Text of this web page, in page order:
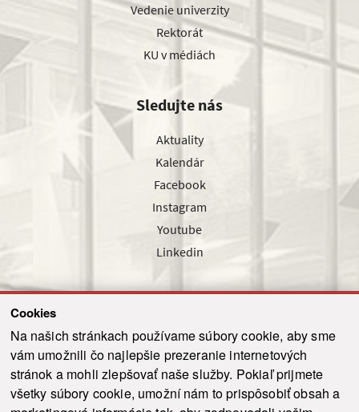
Cookies
Na našich stránkach používame súbory cookie, aby sme
vám umožnili čo najlepšie prezeranie internetových
stránok a mohli zlepšovať naše služby. Pokiaľ prijmete
všetky súbory cookie, umožní nám to prispôsobiť obsah a
Vedenie univerzity
Rektorát
KU v médiách
Sledujte nás
Aktuality
Kalendár
Facebook
Instagram
Youtube
Linkedin